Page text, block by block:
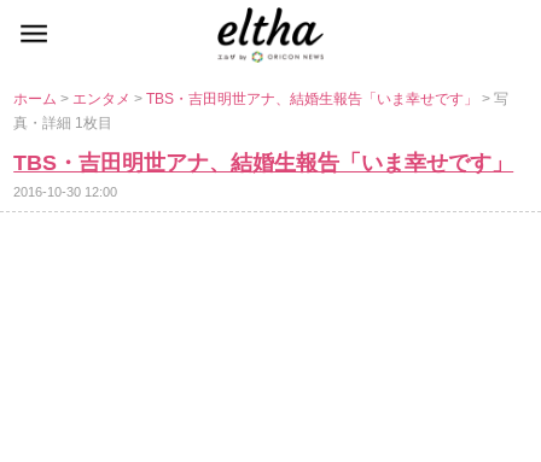
ホーム> エンタメ>TBS・吉田明世アナ、結婚生報告「いま幸せです」> 写
真・詳細 1枚目
TBS・吉田明世アナ、結婚生報告「いま幸せです」
2016-10-30 12:00